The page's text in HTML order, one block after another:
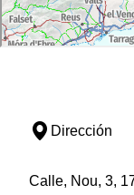
Dirección
Calle, Nou, 3,